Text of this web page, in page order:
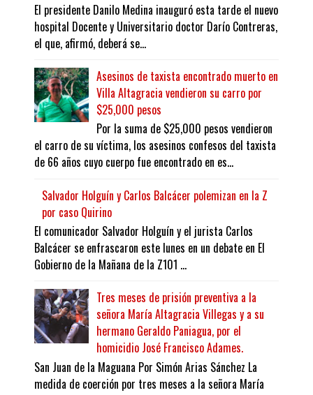
El presidente Danilo Medina inauguró esta tarde el nuevo
hospital Docente y Universitario doctor Darío Contreras,
el que, afirmó, deberá se...
Asesinos de taxista encontrado muerto en
Villa Altagracia vendieron su carro por
$25,000 pesos
Por la suma de $25,000 pesos vendieron
el carro de su víctima, los asesinos confesos del taxista
de 66 años cuyo cuerpo fue encontrado en es...
Salvador Holguín y Carlos Balcácer polemizan en la Z
por caso Quirino
El comunicador Salvador Holguín y el jurista Carlos
Balcácer se enfrascaron este lunes en un debate en El
Gobierno de la Mañana de la Z101 ...
Tres meses de prisión preventiva a la
señora María Altagracia Villegas y a su
hermano Geraldo Paniagua, por el
homicidio José Francisco Adames.
San Juan de la Maguana Por Simón Arias Sánchez La
medida de coerción por tres meses a la señora María